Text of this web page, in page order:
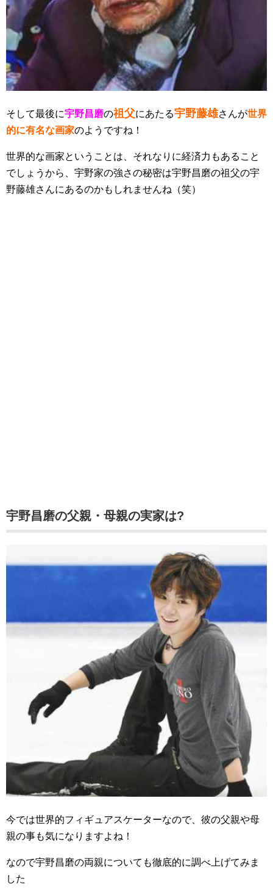
そして最後に宇野昌磨の祖父にあたる宇野藤雄さんが世界
的に有名な画家のようですね！
世界的な画家ということは、それなりに経済力もあること
でしょうから、宇野家の強さの秘密は宇野昌磨の祖父の宇
野藤雄さんにあるのかもしれませんね（笑）
宇野昌磨の父親・母親の実家は?
今では世界的フィギュアスケーターなので、彼の父親や母
親の事も気になりますよね！
なので宇野昌磨の両親についても徹底的に調べ上げてみま
した